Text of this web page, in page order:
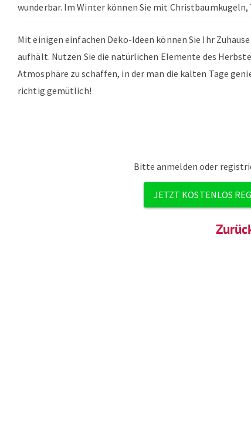
wunderbar. Im Winter können Sie mit
Mit einigen einfachen Deko-Ideen können Sie Ihr
aufhält. Nutzen Sie die natürlichen Elemente des
Atmosphäre zu schaffen, in der man die kalten Tage
richtig gemütlich!
Bitte anmelden oder
JETZT KOSTENLOS